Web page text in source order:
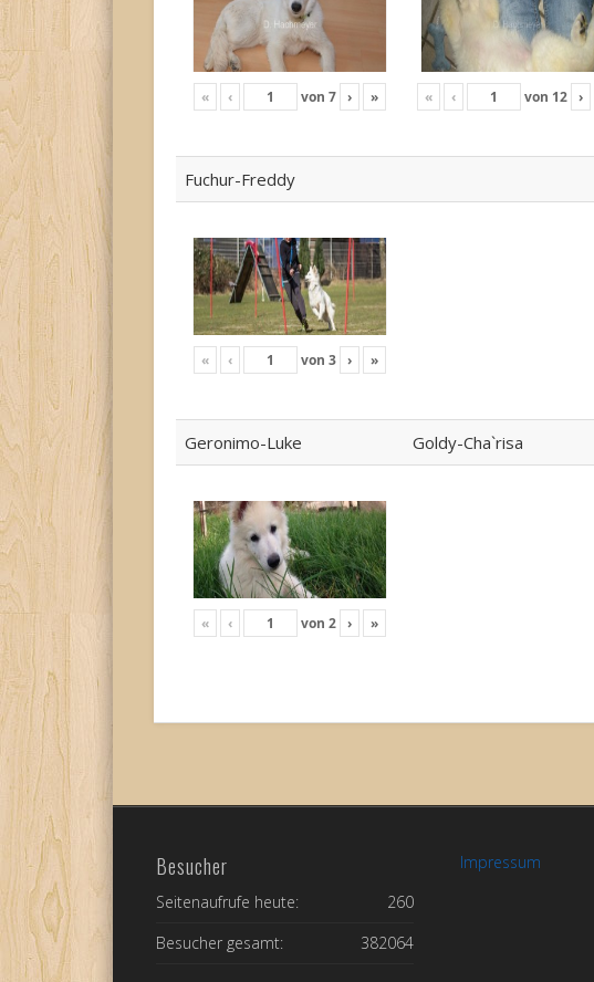
« ‹ von 7 › » « ‹ von 12 ›
Fuchur-Freddy
« ‹ von 3 › »
Geronimo-Luke Goldy-Cha`risa
« ‹ von 2 › »
Besucher
260
Seitenaufrufe heute:
382064
Besucher gesamt:
Impressum